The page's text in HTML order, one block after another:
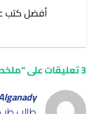
أفضل كتب علم
3 تعليقات على “